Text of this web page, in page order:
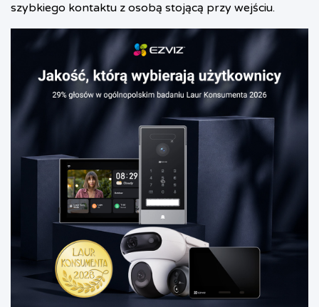
szybkiego kontaktu z osobą stojącą przy wejściu.